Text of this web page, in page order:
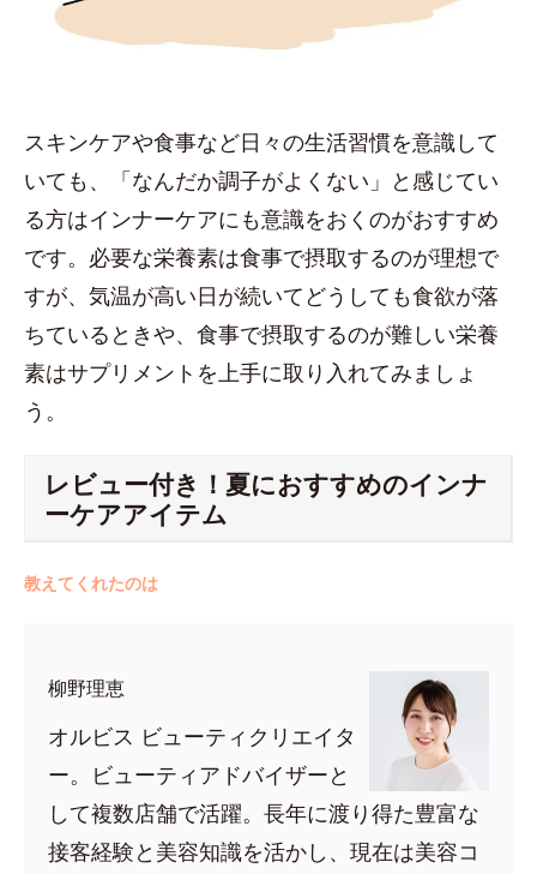
スキンケアや食事など日々の生活習慣を意識して
いても、「なんだか調子がよくない」と感じてい
る方はインナーケアにも意識をおくのがおすすめ
です。必要な栄養素は食事で摂取するのが理想で
すが、気温が高い日が続いてどうしても食欲が落
ちているときや、食事で摂取するのが難しい栄養
素はサプリメントを上手に取り入れてみましょ
う。
レビュー付き！夏におすすめのインナ
ーケアアイテム
教えてくれたのは
柳野理恵
オルビス ビューティクリエイタ
ー。ビューティアドバイザーと
して複数店舗で活躍。長年に渡り得た豊富な
接客経験と美容知識を活かし、現在は美容コ